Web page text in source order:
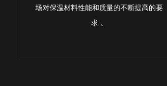
场对保温材料性能和质量的不断提高的要
求 。